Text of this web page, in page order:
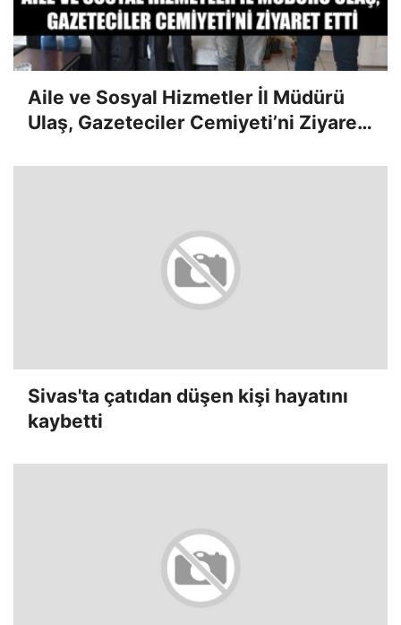
Aile ve Sosyal Hizmetler İl Müdürü
Ulaş, Gazeteciler Cemiyeti’ni Ziyaret
Sivas'ta çatıdan düşen kişi hayatını
kaybetti